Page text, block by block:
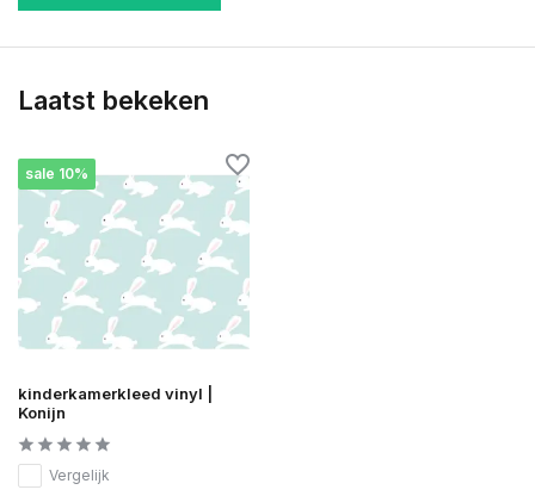
Laatst bekeken
sale 10%
kinderkamerkleed vinyl |
Konijn
Vergelijk